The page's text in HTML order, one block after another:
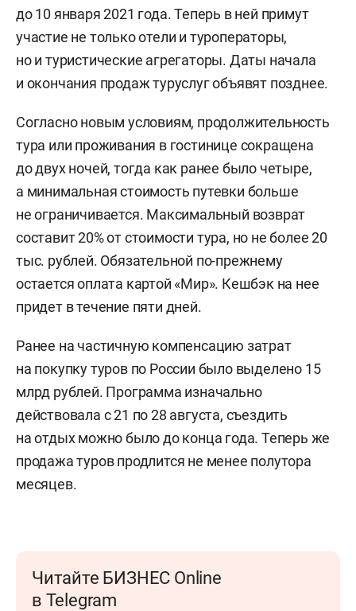
до 10 января 2021 года. Теперь в ней примут
участие не только отели и туроператоры,
но и туристические агрегаторы. Даты начала
и окончания продаж туруслуг объявят позднее.
Согласно новым условиям, продолжительность
тура или проживания в гостинице сокращена
до двух ночей, тогда как ранее было четыре,
а минимальная стоимость путевки больше
не ограничивается. Максимальный возврат
составит 20% от стоимости тура, но не более 20
тыс. рублей. Обязательной по-прежнему
остается оплата картой «Мир». Кешбэк на нее
придет в течение пяти дней.
Ранее на частичную компенсацию затрат
на покупку туров по России было выделено 15
млрд рублей. Программа изначально
действовала с 21 по 28 августа, съездить
на отдых можно было до конца года. Теперь же
продажа туров продлится не менее полутора
месяцев.
Читайте БИЗНЕС Online
в Telegram